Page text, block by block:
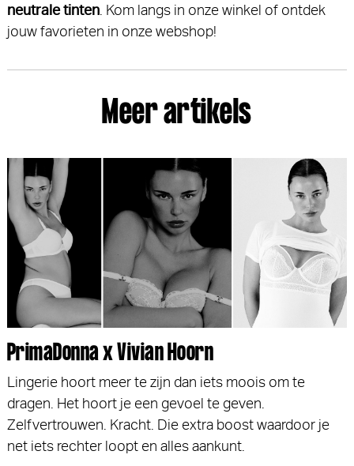
neutrale tinten. Kom langs in onze winkel of ontdek
jouw favorieten in onze webshop!
Meer artikels
PrimaDonna x Vivian Hoorn
Lingerie hoort meer te zijn dan iets moois om te
dragen. Het hoort je een gevoel te geven.
Zelfvertrouwen. Kracht. Die extra boost waardoor je
net iets rechter loopt en alles aankunt.